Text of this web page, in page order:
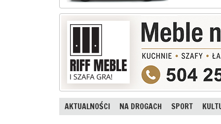
AKTUALNOŚCI NA DROGACH SPORT